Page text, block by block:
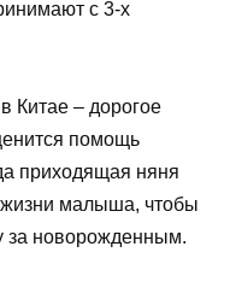
с 3-х
Китае – дорогое
помощь
приходящая няня
малыша, чтобы
за новорожденным.